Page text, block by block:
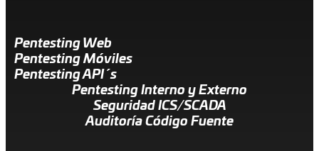
Pentesting Web
Pentesting Móviles
Pentesting API´s
Pentesting Interno y Externo
Seguridad ICS/SCADA
Auditoría Código Fuente